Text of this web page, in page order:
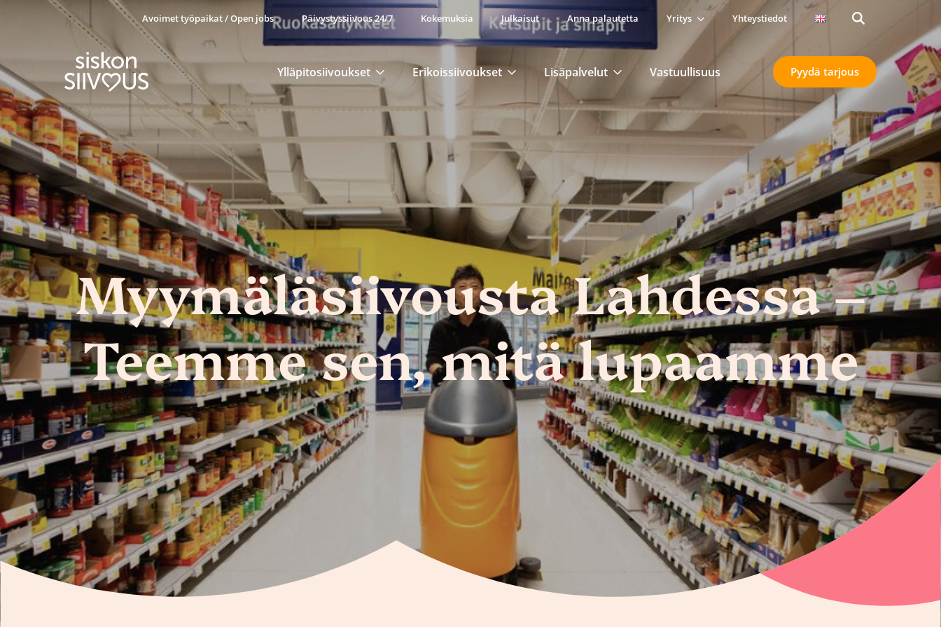
Avoimet työpaikat / Open jobs Päivystyssiivous 24/7 Kokemuksia Julkaisut Anna palautetta Yritys Yhteystiedot
for:
Ylläpitosiivoukset Erikoissiivoukset Lisäpalvelut Vastuullisuus Pyydä tarjous
Myymäläsiivousta Lahdessa –
Teemme sen, mitä lupaamme